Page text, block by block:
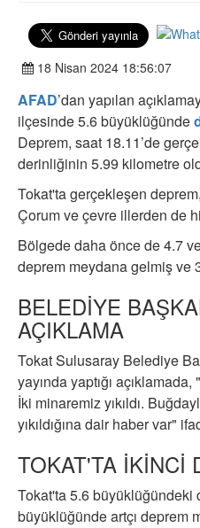
18 Nisan 2024 18:56:07
AFAD’dan yapılan
ilçesinde 5.6 büyüklüğünde
Deprem, saat 18.11’de
derinliğinin 5.99 kilometre
Tokat'ta gerçekleşen
Çorum ve çevre illerden de
Bölgede daha önce de 4.7
deprem meydana gelmiş ve
BELEDİYE
AÇIKLAMA
Tokat Sulusaray Belediye
yayında yaptığı
İki minaremiz yıkıldı.
yıkıldığına dair haber var"
TOKAT'TA İKİNCİ
Tokat'ta 5.6 büyüklüğündeki
büyüklüğünde artçı deprem